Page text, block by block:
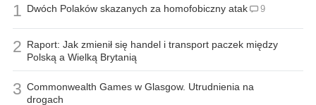
1 Dwóch Polaków skazanych za homofobiczny atak 9
2 Raport: Jak zmienił się handel i transport paczek między
Polską a Wielką Brytanią
3 Commonwealth Games w Glasgow. Utrudnienia na
drogach